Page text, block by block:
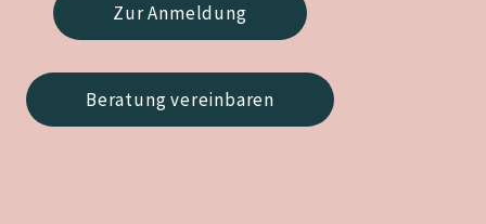
Zur Anmeldung
Beratung vereinbaren